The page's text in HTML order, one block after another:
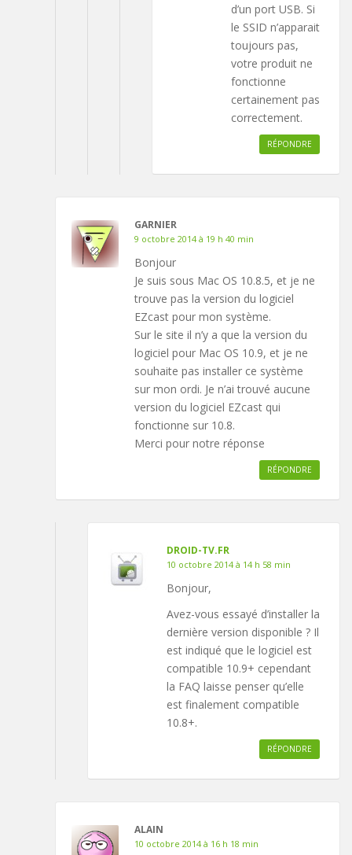
d’un port USB. Si
le SSID n’apparait
toujours pas,
votre produit ne
fonctionne
certainement pas
correctement.
RÉPONDRE
GARNIER
9 octobre 2014 à 19 h 40 min
Bonjour
Je suis sous Mac OS 10.8.5, et je ne
trouve pas la version du logiciel
EZcast pour mon système.
Sur le site il n’y a que la version du
logiciel pour Mac OS 10.9, et je ne
souhaite pas installer ce système
sur mon ordi. Je n’ai trouvé aucune
version du logiciel EZcast qui
fonctionne sur 10.8.
Merci pour notre réponse
RÉPONDRE
DROID-TV.FR
10 octobre 2014 à 14 h 58 min
Bonjour,
Avez-vous essayé d’installer la
dernière version disponible ? Il
est indiqué que le logiciel est
compatible 10.9+ cependant
la FAQ laisse penser qu’elle
est finalement compatible
10.8+.
RÉPONDRE
ALAIN
10 octobre 2014 à 16 h 18 min